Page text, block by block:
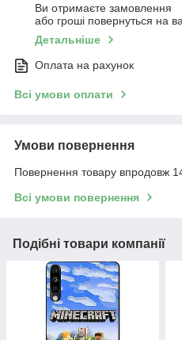
Ви отримаєте замовлення
або гроші повернуться на
Детальніше
Оплата на рахунок
Всі умови оплати
Умови повернення
Повернення товару впродовж
Всі умови повернення
Подібні товари компанії